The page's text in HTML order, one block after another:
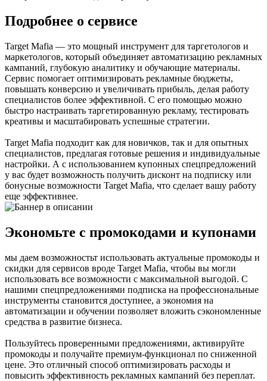
Подробнее о сервисе
Target Mafia — это мощный инструмент для таргетологов и
маркетологов, который объединяет автоматизацию рекламных
кампаний, глубокую аналитику и обучающие материалы.
Сервис помогает оптимизировать рекламные бюджеты,
повышать конверсию и увеличивать прибыль, делая работу
специалистов более эффективной. С его помощью можно
быстро настраивать таргетированную рекламу, тестировать
креативы и масштабировать успешные стратегии.
Target Mafia подходит как для новичков, так и для опытных
специалистов, предлагая готовые решения и индивидуальные
настройки. А с использованием купонных спецпредложений
у вас будет возможность получить дисконт на подписку или
бонусные возможности Target Mafia, что сделает вашу работу
еще эффективнее.
Экономьте с промокодами и купонами
мы даем возможностьт использовать актуальные промокоды и
скидки для сервисов вроде Target Mafia, чтобы вы могли
использовать все возможности с максимальной выгодой. С
нашими спецпредложениями подписка на профессиональные
инструменты становится доступнее, а экономия на
автоматизации и обучении позволяет вложить сэкономленные
средства в развитие бизнеса.
Пользуйтесь проверенными предложениями, активируйте
промокоды и получайте премиум-функционал по сниженной
цене. Это отличный способ оптимизировать расходы и
повысить эффективность рекламных кампаний без переплат.